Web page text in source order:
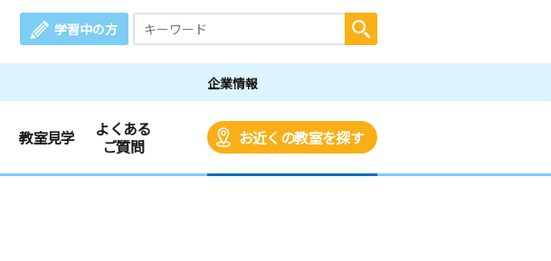
学習中の方
企業情報
教室見学
よくある
ご質問
お近くの教室を探す